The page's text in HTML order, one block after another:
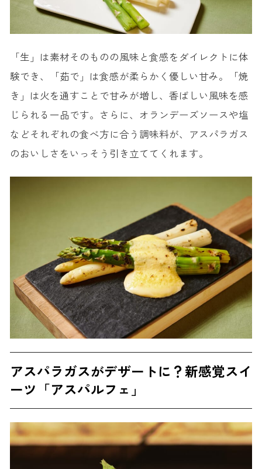
「生」は素材そのものの風味と食感をダイレクトに体
験でき、「茹で」は食感が柔らかく優しい甘み。「焼
き」は火を通すことで甘みが増し、香ばしい風味を感
じられる一品です。さらに、オランデーズソースや塩
などそれぞれの食べ方に合う調味料が、アスパラガス
のおいしさをいっそう引き立ててくれます。
アスパラガスがデザートに？新感覚スイ
ーツ「アスパルフェ」